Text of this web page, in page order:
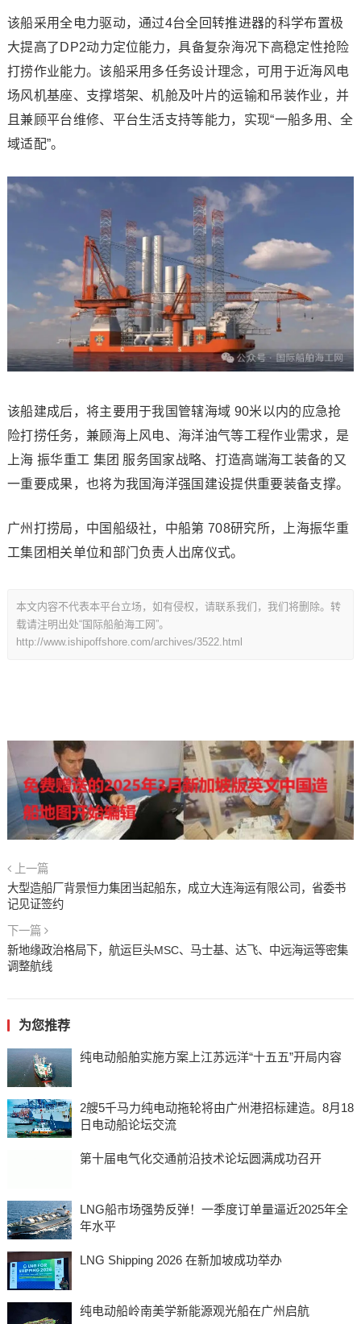
该船采用全电力驱动，通过4台全回转推进器的科学布置极
大提高了DP2动力定位能力，具备复杂海况下高稳定性抢险
打捞作业能力。该船采用多任务设计理念，可用于近海风电
场风机基座、支撑塔架、机舱及叶片的运输和吊装作业，并
且兼顾平台维修、平台生活支持等能力，实现“一船多用、全
域适配”。
该船建成后，将主要用于我国管辖海域 90米以内的应急抢
险打捞任务，兼顾海上风电、海洋油气等工程作业需求，是
上海 振华重工 集团 服务国家战略、打造高端海工装备的又
一重要成果，也将为我国海洋强国建设提供重要装备支撑。
广州打捞局，中国船级社，中船第 708研究所，上海振华重
工集团相关单位和部门负责人出席仪式。
本文内容不代表本平台立场，如有侵权，请联系我们，我们将删除。转
载请注明出处“国际船舶海工网”。
http://www.ishipoffshore.com/archives/3522.html
上一篇
大型造船厂背景恒力集团当起船东，成立大连海运有限公司，省委书
记见证签约
下一篇
新地缘政治格局下，航运巨头MSC、马士基、达飞、中远海运等密集
调整航线
为您推荐
纯电动船舶实施方案上江苏远洋“十五五”开局内容
2艘5千马力纯电动拖轮将由广州港招标建造。8月18
日电动船论坛交流
第十届电气化交通前沿技术论坛圆满成功召开
LNG船市场强势反弹！一季度订单量逼近2025年全
年水平
LNG Shipping 2026 在新加坡成功举办
纯电动船岭南美学新能源观光船在广州启航